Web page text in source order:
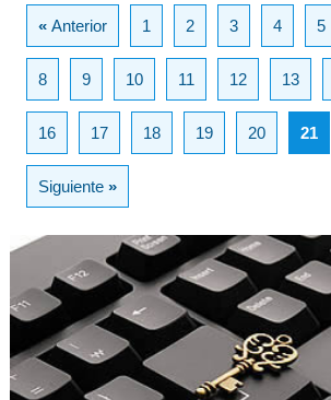
«Anterior 1 2 3 4 5
8 9 10 11 12 13
16 17 18 19 20 21
Siguiente»